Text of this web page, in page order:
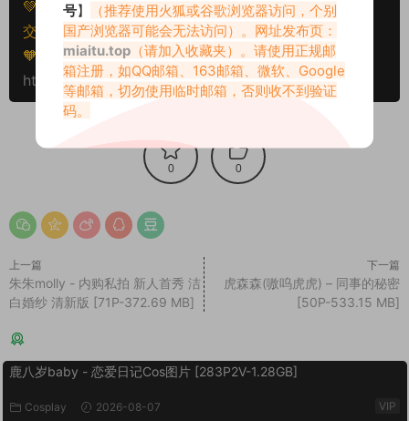
💚本文资源均来源网友分享，若侵犯了您的权益可以提
交工单处理。
🧡转载请注明出处！原文链接：
https://www.miaitu.com/79494.html
0 0
上一篇
朱朱molly - 内购私拍 新人首秀 洁
白婚纱 清新版 [71P-372.69 MB]
下一篇
虎森森(嗷呜虎虎) – 同事的秘密
[50P-533.15 MB]
鹿八岁baby - 恋爱日记Cos图片 [283P2V-1.28GB]
Cosplay 2026-08-07 VIP
号】
（推荐使用火狐或谷歌浏览器访问，个别
国产浏览器可能会无法访问）。网址发布页：
miaitu.top （请加入收藏夹）。请使用正规邮
箱注册，如QQ邮箱、163邮箱、微软、Google
等邮箱，切勿使用临时邮箱，否则收不到验证
码。